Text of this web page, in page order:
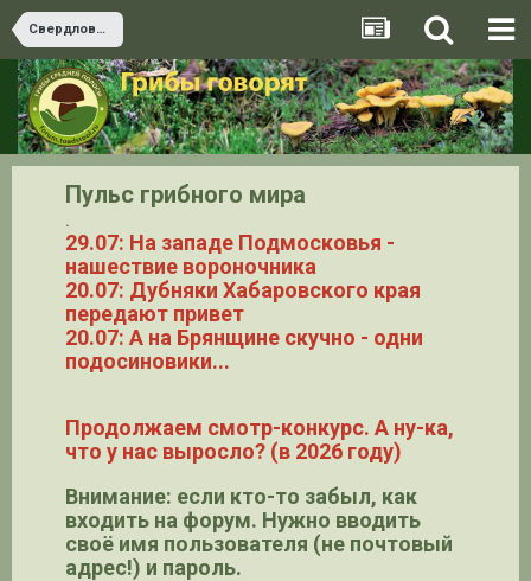
Свердловская область
Пульс грибного мира
.
29.07: На западе Подмосковья -
нашествие вороночника
20.07: Дубняки Хабаровского края
передают привет
20.07: А на Брянщине скучно - одни
подосиновики...
Продолжаем смотр-конкурс. А ну-ка,
что у нас выросло? (в 2026 году)
Внимание: если кто-то забыл, как
входить на форум. Нужно вводить
своё имя пользователя (не почтовый
адрес!) и пароль.